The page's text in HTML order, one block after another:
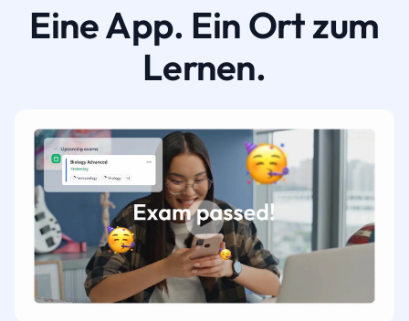
Eine App. Ein Ort zum
Lernen.